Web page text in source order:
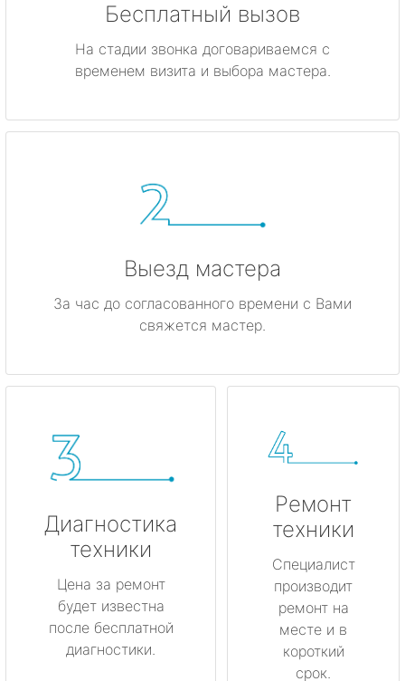
метро Владыкино
метро Динамо
метро Красные ворота
метро Калужская
метро Домодедовская
метро Крылатское
метро Лубянка
метро Котельники
метро Коньково
метро Менделеевская
метро Красногвардейская
Бесплатный вызов
На стадии звонка договариваемся с
временем визита и выбора мастера.
Выезд мастера
За час до согласованного времени с Вами
свяжется мастер.
Диагностика
техники
Цена за ремонт
будет известна
после бесплатной
диагностики.
Ремонт
техники
Специалист
производит
ремонт на
месте и в
короткий
срок.